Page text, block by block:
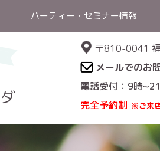
パーティー・セミナー情報
〒810-0041
メールでのお
電話受付：9時
完全予約制 ※ご来